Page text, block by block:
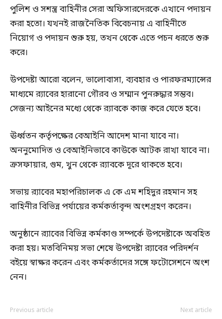
পুলিশ ও সশস্ত্র বাহিনীর সেরা অফিসারদেরকে এখানে পদায়ন
করা হতো। যখনই রাজনৈতিক বিবেচনায় এ বাহিনীতে
নিয়োগ ও পদায়ন শুরু হয়, তখন থেকে এতে পচন ধরতে শুরু
করে।
উপদেষ্টা আরো বলেন, ভালোবাসা, ব্যবহার ও পারফরম্যান্সের
মাধ্যমে র‍্যাবের হারানো গৌরব ও সম্মান পুনরুদ্ধার সম্ভব।
সেজন্য আইনের মধ্যে থেকে র‍্যাবকে কাজ করে যেতে হবে।
ঊর্ধ্বতন কর্তৃপক্ষের বেআইনি আদেশ মানা যাবে না।
অননুমোদিত ও বেআইনিভাবে কাউকে আটক রাখা যাবে না।
ক্রসফায়ার, গুম, খুন থেকে র‍্যাবকে দূরে থাকতে হবে।
সভায় র‍্যাবের মহাপরিচালক এ কে এম শহিদুর রহমান সহ
বাহিনীর বিভিন্ন পর্যায়ের কর্মকর্তাবৃন্দ অংশগ্রহণ করেন।
অনুষ্ঠানে র‍্যাবের বিভিন্ন কর্মকাণ্ড সম্পর্কে উপদেষ্টাকে অবহিত
করা হয়। মতবিনিময় সভা শেষে উপদেষ্টা র‍্যাবের পরিদর্শন
বইয়ে স্বাক্ষর করেন এবং কর্মকর্তাদের সঙ্গে ফটোসেশনে অংশ
নেন।
Previous article Next article